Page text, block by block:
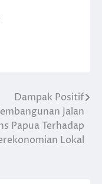
Dampak Positif
Jalan
Papua Terhadap
Lokal